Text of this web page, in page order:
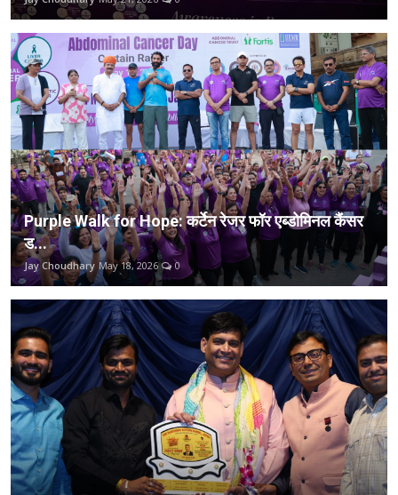
अन्य
English
ज्योति रथ कलश यात्रा: 'हम बदलेंगे-युग बदलेगा' के जयघोष के साथ जन-जन तक पहुंचाया युग निर्माण का संदेश
विक्रांत मैसी की 'द साबरमती रिपोर्ट' ने पहले दिन ₹1.69 करोड़ की कमाई, बनी अब तक की सबसे बड़ी ओपनिंग!
'साहिबा' का जादू: जसलीन रॉयल का सबसे खास म्यूजिक वीडियो अब रिलीज़
अलंकृता सहाय: 'वास्तविक जीवन की बार्बी डॉल' अवतार में तस्वीरों से दिल जीत रही हैं
पटना के गांधी मैदान में होगा 'पुष्पा 2: द रूल' का ट्रेलर लॉन्च, 17 नवंबर को मचेगा जबरदस्त धमाल
15 मार्च को क्लब टेडी में आयोजित होगा ब्यूटी पेजेंट मिस ग्लैम राजस्थान का जयपुर ऑडिशन
अनंता मिस इंडिया ग्लैम 2026: जयपुर में चमकी विजेताओं की चमक, कार-स्कूटी से नवाजे गए टॉपर्स
Purple Walk for Hope: कर्टेन रेजर फॉर एब्डोमिनल कैंसर
ड...
Jay Choudhary May 18, 2026 0